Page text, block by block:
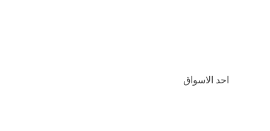
احد الاسواق